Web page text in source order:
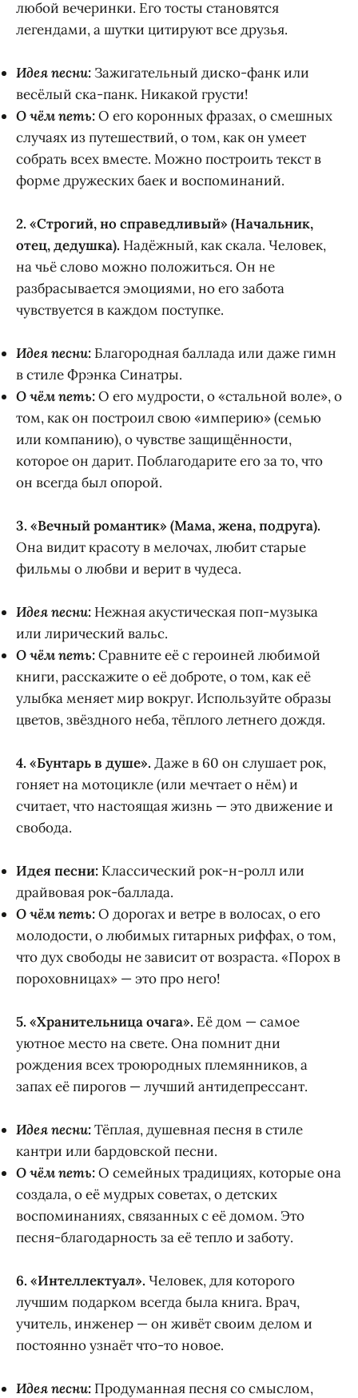
любой вечеринки. Его тосты становятся
легендами, а шутки цитируют все друзья.
Идея песни: Зажигательный диско-фанк или
весёлый ска-панк. Никакой грусти!
О чём петь:О его коронных фразах, о смешных
случаях из путешествий, о том, как он умеет
собрать всех вместе. Можно построить текст в
форме дружеских баек и воспоминаний.
2. «Строгий, но справедливый» (Начальник,
отец, дедушка). Надёжный, как скала. Человек,
на чьё слово можно положиться. Он не
разбрасывается эмоциями, но его забота
чувствуется в каждом поступке.
Идея песни: Благородная баллада или даже гимн
в стиле Фрэнка Синатры.
О чём петь:О его мудрости, о «стальной воле», о
том, как он построил свою «империю» (семью
или компанию), о чувстве защищённости,
которое он дарит. Поблагодарите его за то, что
он всегда был опорой.
3. «Вечный романтик» (Мама, жена, подруга).
Она видит красоту в мелочах, любит старые
фильмы о любви и верит в чудеса.
Идея песни: Нежная акустическая поп-музыка
или лирический вальс.
О чём петь:Сравните её с героиней любимой
книги, расскажите о её доброте, о том, как её
улыбка меняет мир вокруг. Используйте образы
цветов, звёздного неба, тёплого летнего дождя.
4. «Бунтарь в душе». Даже в 60 он слушает рок,
гоняет на мотоцикле (или мечтает о нём) и
считает, что настоящая жизнь — это движение и
свобода.
Идея песни: Классический рок-н-ролл или
драйвовая рок-баллада.
О чём петь:О дорогах и ветре в волосах, о его
молодости, о любимых гитарных риффах, о том,
что дух свободы не зависит от возраста. «Порох в
пороховницах» — это про него!
5. «Хранительница очага». Её дом — самое
уютное место на свете. Она помнит дни
рождения всех троюродных племянников, а
запах её пирогов — лучший антидепрессант.
Идея песни:Тёплая, душевная песня в стиле
кантри или бардовской песни.
О чём петь:О семейных традициях, которые она
создала, о её мудрых советах, о детских
воспоминаниях, связанных с её домом. Это
песня-благодарность за её тепло и заботу.
6. «Интеллектуал». Человек, для которого
лучшим подарком всегда была книга. Врач,
учитель, инженер — он живёт своим делом и
постоянно узнаёт что-то новое.
Идея песни: Продуманная песня со смыслом,